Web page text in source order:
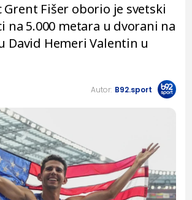
Grent Fišer oborio je svetski
na 5.000 metara u dvorani na
David Hemeri Valentin u
Autor: B92.sport